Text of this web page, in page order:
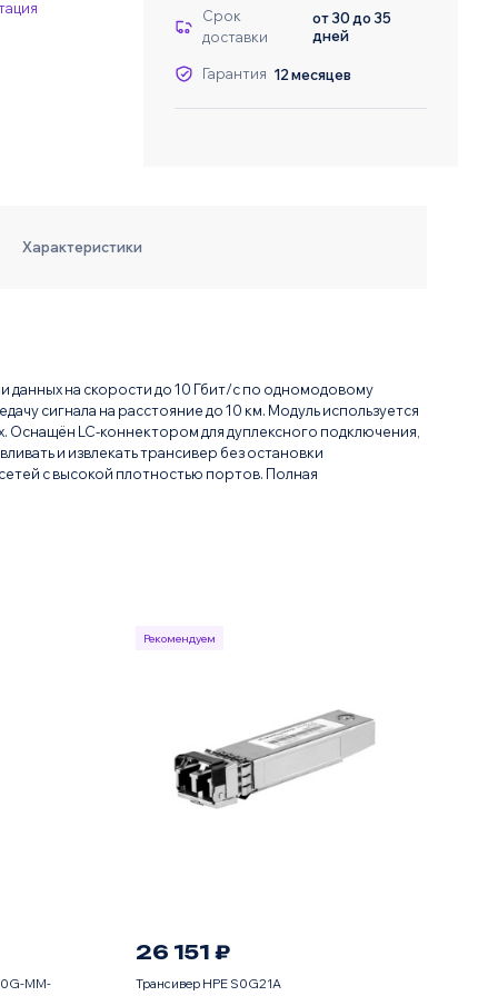
Срок
доставки
от 30 до 35
дней
Гарантия 12 месяцев
Характеристики
данных на скорости до 10 Гбит/с по одномодовому
сигнала на расстояние до 10 км. Модуль используется
Оснащён LC-коннектором для дуплексного подключения,
и извлекать трансивер без остановки
с высокой плотностью портов. Полная
MM-
Рекомендуем
26 151 ₽
Трансивер HPE S0G21A
Даю согласие на
Даю согласие на